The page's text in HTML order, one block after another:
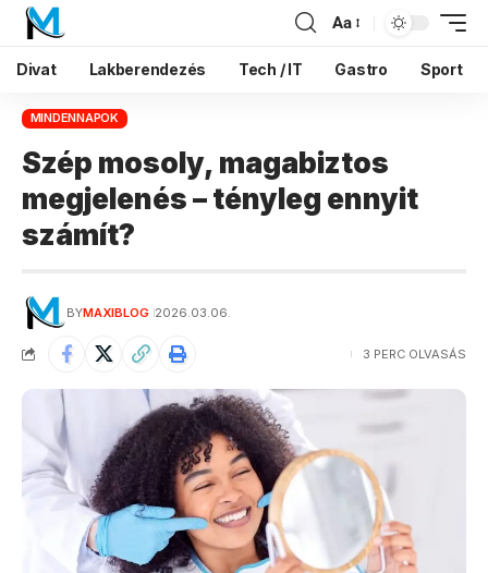
Aa
Divat Lakberendezés Tech / IT Gastro Sport
MINDENNAPOK
Szép mosoly, magabiztos
megjelenés – tényleg ennyit
számít?
BYMAXIBLOG 2026.03.06.
3 PERC OLVASÁS